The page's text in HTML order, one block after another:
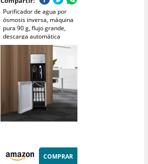
Purificador de agua por
ósmosis inversa, máquina
pura 90 g, flujo grande,
descarga automática
debajo la cocina del hogar,
filtración directa
bebidas(110-V)
COMPRAR